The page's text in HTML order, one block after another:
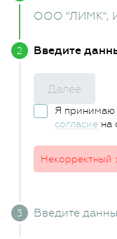
ООО "ЛИМК",
Введите
Далее
Я принимаю
согласие на
Некорректный
Введите